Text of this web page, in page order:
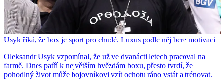
Usyk říká, že box je sport pro chudé. Luxus podle něj bere motivaci
Oleksandr Usyk vzpomínal, že už ve dvanácti letech pracoval na
farmě. Dnes patří k největším hvězdám boxu, přesto tvrdí, že
pohodlný život může bojovníkovi vzít ochotu ráno vstát a trénovat.